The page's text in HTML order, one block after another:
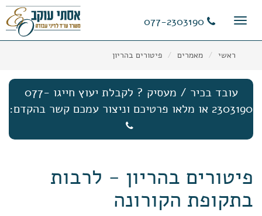
Toggle
ראשי מאמרים פיטורים בהריון
עובד בכיר / מעסיק ? לקבלת יעוץ חייגו 077-
2303190 או מלאו פרטיכם וניצור עמכם קשר בהקדם:
פיטורים בהריון - לרבות
בתקופת הקורונה